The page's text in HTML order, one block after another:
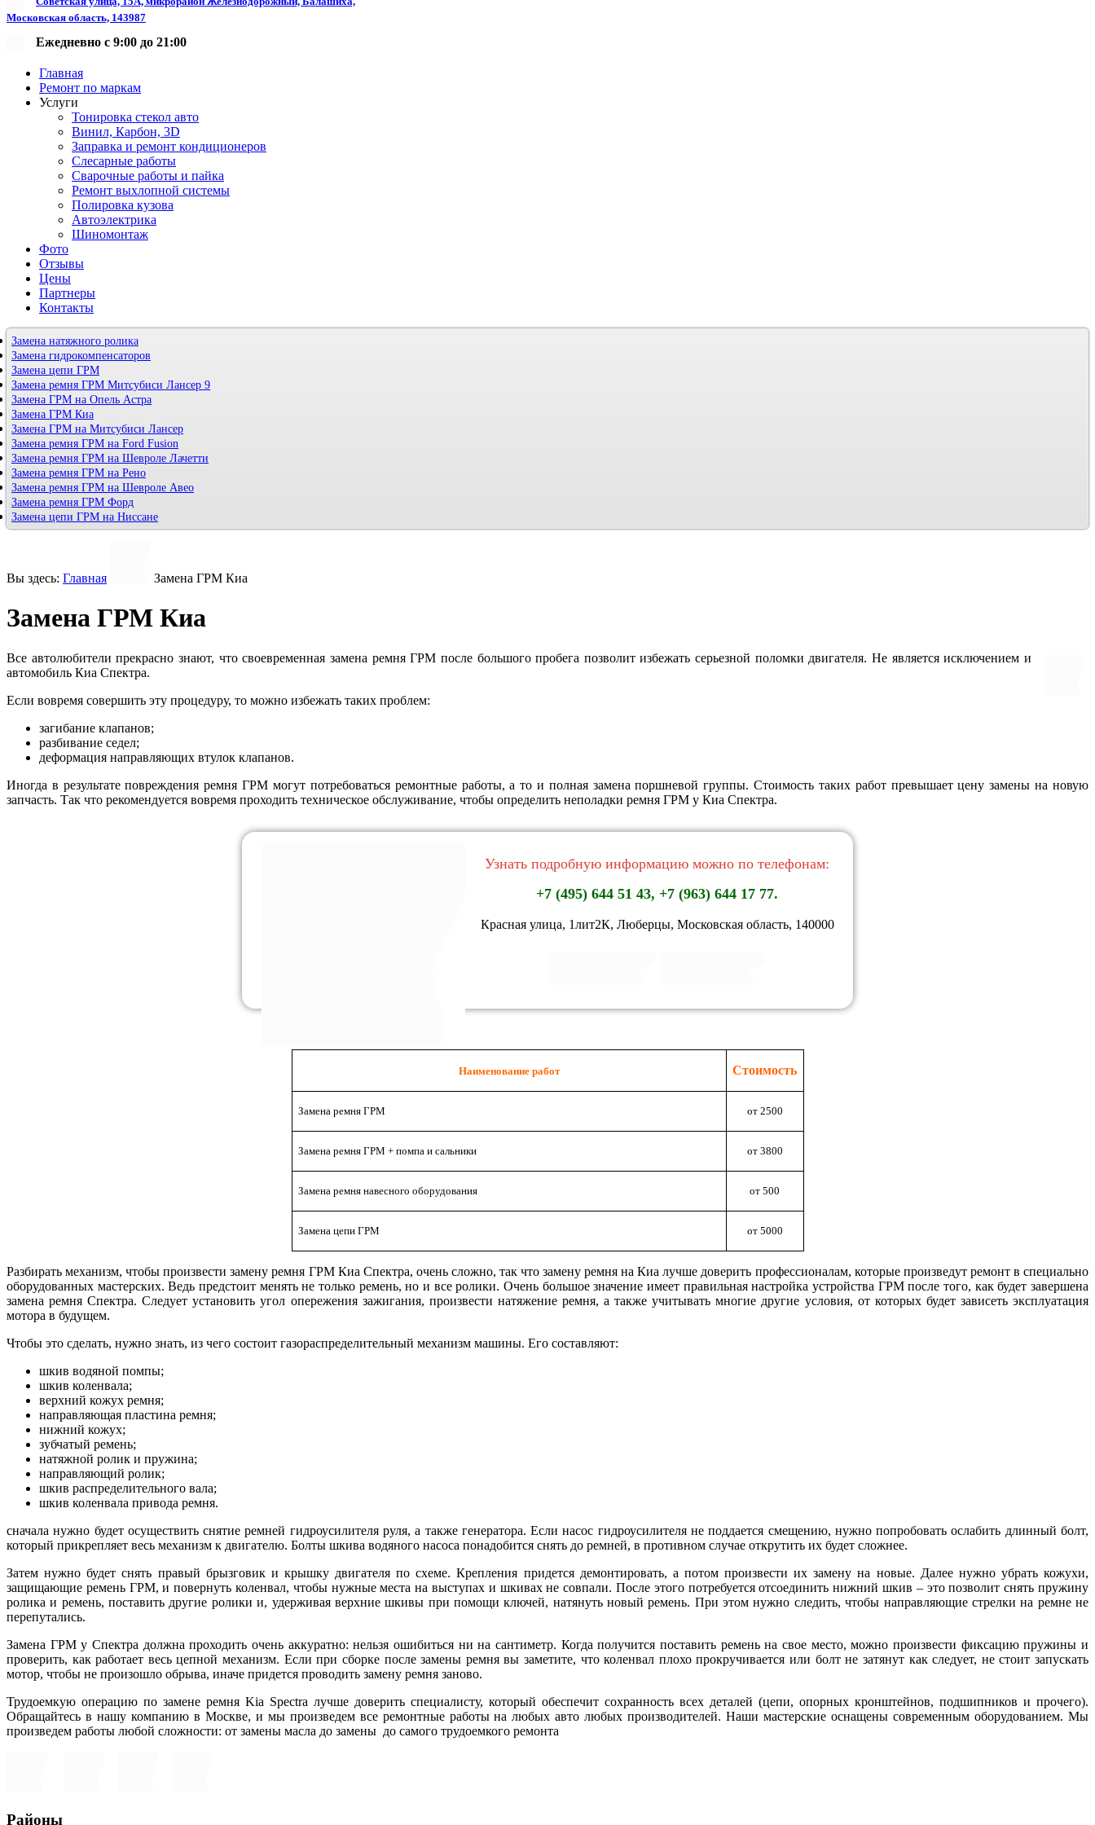
Московская область, 143987
Ежедневно с 9:00 до 21:00
Главная
Ремонт по маркам
Услуги
Тонировка стекол авто
Винил, Карбон, 3D
Заправка и ремонт кондиционеров
Слесарные работы
Сварочные работы и пайка
Ремонт выхлопной системы
Полировка кузова
Автоэлектрика
Шиномонтаж
Фото
Отзывы
Цены
Партнеры
Контакты
Замена натяжного ролика
Замена гидрокомпенсаторов
Замена цепи ГРМ
Замена ремня ГРМ Митсубиси Лансер 9
Замена ГРМ на Опель Астра
Замена ГРМ Киа
Замена ГРМ на Митсубиси Лансер
Замена ремня ГРМ на Ford Fusion
Замена ремня ГРМ на Шевроле Лачетти
Замена ремня ГРМ на Рено
Замена ремня ГРМ на Шевроле Авео
Замена ремня ГРМ Форд
Замена цепи ГРМ на Ниссане
Вы здесь: Главная Замена ГРМ Киа
Замена ГРМ Киа
Все автолюбители прекрасно знают, что своевременная замена ремня ГРМ после большого пробега позволит избежать серьезной поломки двигателя. Не является исключением и
автомобиль Киа Спектра.
Если вовремя совершить эту процедуру, то можно избежать таких проблем:
загибание клапанов;
разбивание седел;
деформация направляющих втулок клапанов.
Иногда в результате повреждения ремня ГРМ могут потребоваться ремонтные работы, а то и полная замена поршневой группы. Стоимость таких работ превышает цену замены на новую
запчасть. Так что рекомендуется вовремя проходить техническое обслуживание, чтобы определить неполадки ремня ГРМ у Киа Спектра.
Узнать подробную информацию можно по телефонам:
+7 (495) 644 51 43, +7 (963) 644 17 77.
Красная улица, 1лит2К, Люберцы, Московская область, 140000
Наименование работ Стоимость
Замена ремня ГРМ от 2500
Замена ремня ГРМ + помпа и сальники от 3800
Замена ремня навесного оборудования от 500
Замена цепи ГРМ от 5000
Разбирать механизм, чтобы произвести замену ремня ГРМ Киа Спектра, очень сложно, так что замену ремня на Киа лучше доверить профессионалам, которые произведут ремонт в специально
оборудованных мастерских. Ведь предстоит менять не только ремень, но и все ролики. Очень большое значение имеет правильная настройка устройства ГРМ после того, как будет завершена
замена ремня Спектра. Следует установить угол опережения зажигания, произвести натяжение ремня, а также учитывать многие другие условия, от которых будет зависеть эксплуатация
мотора в будущем.
Чтобы это сделать, нужно знать, из чего состоит газораспределительный механизм машины. Его составляют:
шкив водяной помпы;
шкив коленвала;
верхний кожух ремня;
направляющая пластина ремня;
нижний кожух;
зубчатый ремень;
натяжной ролик и пружина;
направляющий ролик;
шкив распределительного вала;
шкив коленвала привода ремня.
сначала нужно будет осуществить снятие ремней гидроусилителя руля, а также генератора. Если насос гидроусилителя не поддается смещению, нужно попробовать ослабить длинный болт,
который прикрепляет весь механизм к двигателю. Болты шкива водяного насоса понадобится снять до ремней, в противном случае открутить их будет сложнее.
Затем нужно будет снять правый брызговик и крышку двигателя по схеме. Крепления придется демонтировать, а потом произвести их замену на новые. Далее нужно убрать кожухи,
защищающие ремень ГРМ, и повернуть коленвал, чтобы нужные места на выступах и шкивах не совпали. После этого потребуется отсоединить нижний шкив – это позволит снять пружину
ролика и ремень, поставить другие ролики и, удерживая верхние шкивы при помощи ключей, натянуть новый ремень. При этом нужно следить, чтобы направляющие стрелки на ремне не
перепутались.
Замена ГРМ у Спектра должна проходить очень аккуратно: нельзя ошибиться ни на сантиметр. Когда получится поставить ремень на свое место, можно произвести фиксацию пружины и
проверить, как работает весь цепной механизм. Если при сборке после замены ремня вы заметите, что коленвал плохо прокручивается или болт не затянут как следует, не стоит запускать
мотор, чтобы не произошло обрыва, иначе придется проводить замену ремня заново.
Трудоемкую операцию по замене ремня Kia Spectra лучше доверить специалисту, который обеспечит сохранность всех деталей (цепи, опорных кронштейнов, подшипников и прочего).
Обращайтесь в нашу компанию в Москве, и мы произведем все ремонтные работы на любых авто любых производителей. Наши мастерские оснащены современным оборудованием. Мы
произведем работы любой сложности: от замены масла до замены до самого трудоемкого ремонта
Районы